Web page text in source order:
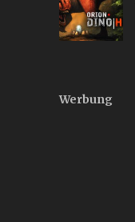
Werbung